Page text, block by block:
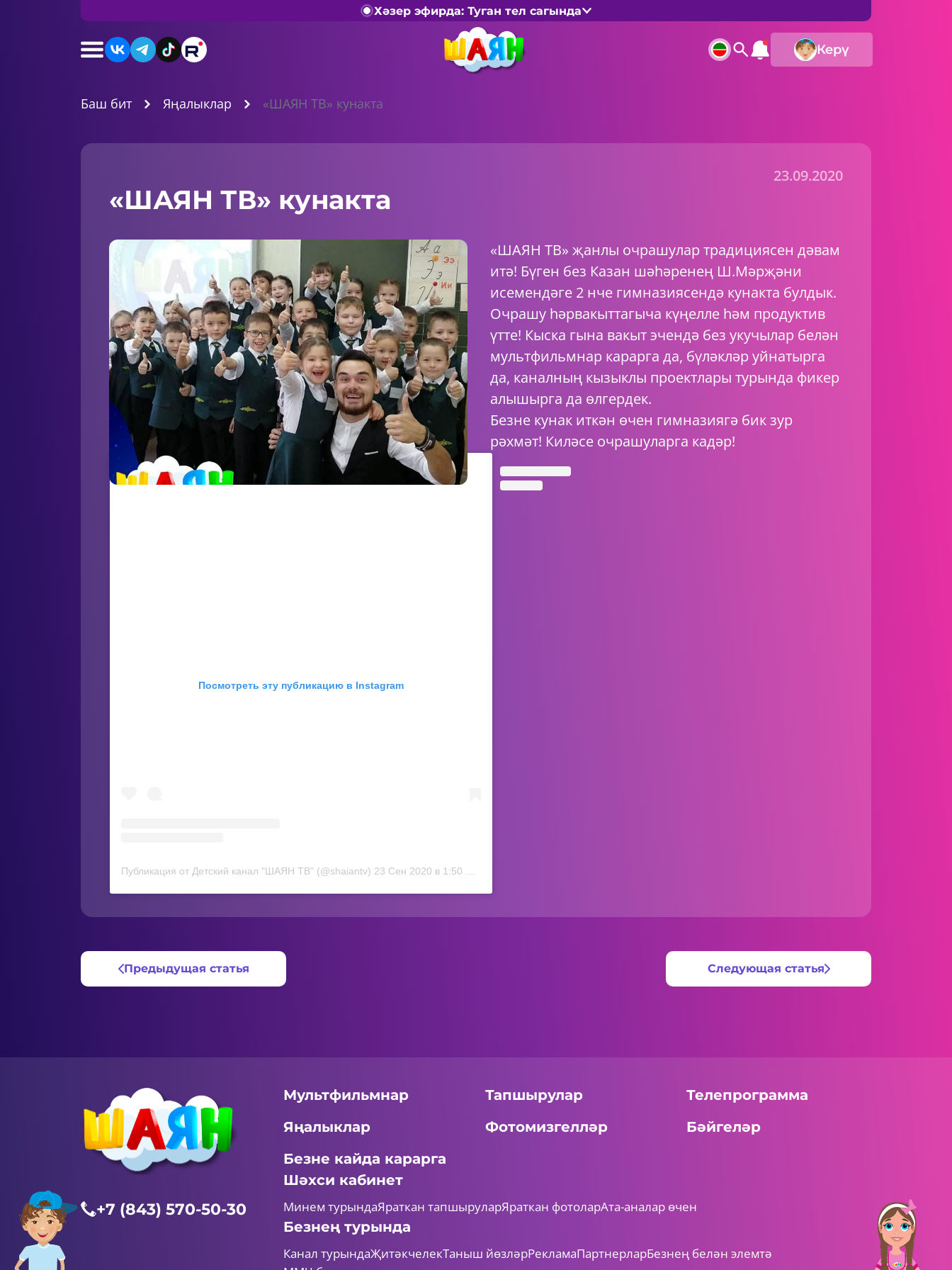
Хәзер эфирда: Туган тел сагында
Керү
Баш бит Яңалыклар «ШАЯН ТВ» кунакта
23.09.2020
«ШАЯН ТВ» кунакта
«ШАЯН ТВ» җанлы очрашулар традициясен дәвам
итә! Бүген без Казан шәһәренең Ш.Мәрҗәни
исемендәге 2 нче гимназиясендә кунакта булдык.
Очрашу һәрвакыттагыча күңелле һәм продуктив
үтте! Кыска гына вакыт эчендә без укучылар белән
мультфильмнар карарга да, бүләкләр уйнатырга
да, каналның кызыклы проектлары турында фикер
алышырга да өлгердек.
Безне кунак иткән өчен гимназиягә бик зур
рәхмәт! Киләсе очрашуларга кадәр!
Посмотреть эту публикацию в Instagram
Публикация от Детский канал "ШАЯН ТВ" (@shaiantv) 23 Сен 2020 в 1:50 PDT
Предыдущая статья Следующая статья
+7 (843) 570-50-30
Мультфильмнар Тапшырулар
Телепрограмма
Яңалыклар
Фотомизгелләр
Бәйгеләр
Безне кайда карарга
Шәхси кабинет
Минем турындаЯраткан тапшыруларЯраткан фотоларАта-аналар өчен
Безнең турында
Канал турындаҖитәкчелекТаныш йөзләрРекламаПартнерларБезнең белән элемтә